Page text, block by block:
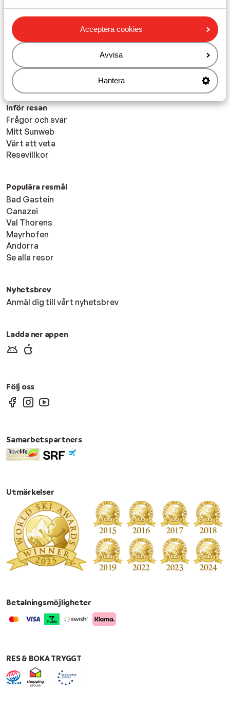
Acceptera cookies
Avvisa
Hantera
Om Sunweb
Blogg
Jobba hos oss
Företagsinformation
Hållbar semester
Cookiesinställningar
Marknadsföringsinställningar
Tillgänglighetsdirektiv
Ansvarsfriskrivning
Inför resan
Frågor och svar
Mitt Sunweb
Värt att veta
Resevillkor
Populära resmål
Bad Gastein
Canazei
Val Thorens
Mayrhofen
Andorra
Se alla resor
Nyhetsbrev
Anmäl dig till vårt nyhetsbrev
Ladda ner appen
Följ oss
Samarbetspartners
Utmärkelser
Betalningsmöjligheter
RES & BOKA TRYGGT